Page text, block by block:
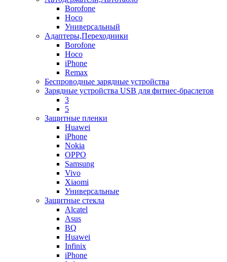
Borofone
Hoco
Универсальный
Адаптеры,Переходники
Borofone
Hoco
iPhone
Remax
Беспроводные зарядные устройства
Зарядные устройства USB для фитнес-браслетов
3
5
Защитные пленки
Huawei
iPhone
Nokia
OPPO
Samsung
Vivo
Xiaomi
Универсальные
Защитные стекла
Alcatel
Asus
BQ
Huawei
Infinix
iPhone